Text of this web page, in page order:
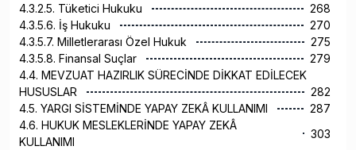
4.3.2.5. Tüketici Hukuku
268
4.3.5.6. İş Hukuku
270
4.3.5.7. Milletlerarası Özel Hukuk
275
4.3.5.8. Finansal Suçlar
279
4.4. MEVZUAT HAZIRLIK SÜRECİNDE DİKKAT EDİLECEK
HUSUSLAR
282
4.5. YARGI SİSTEMİNDE YAPAY ZEKÂ KULLANIMI
287
4.6. HUKUK MESLEKLERİNDE YAPAY ZEKÂ
KULLANIMI
303